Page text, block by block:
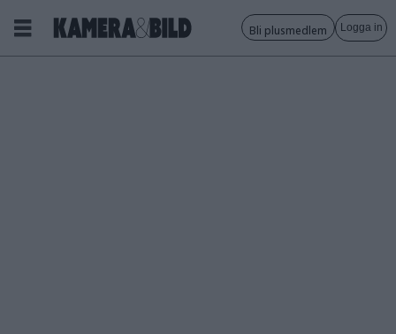
Bli plusmedlem Logga in